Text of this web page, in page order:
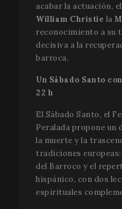
acabar la actuación,
William Christie la
reconocimiento a su
decisiva a la
barroca.
Un Sábado Santo
22 h
El Sábado Santo, el
Peralada propone un
la muerte y la
tradiciones
del Barroco y el
hispánico, con dos
espirituales